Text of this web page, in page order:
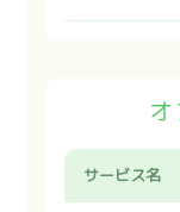
サービス名